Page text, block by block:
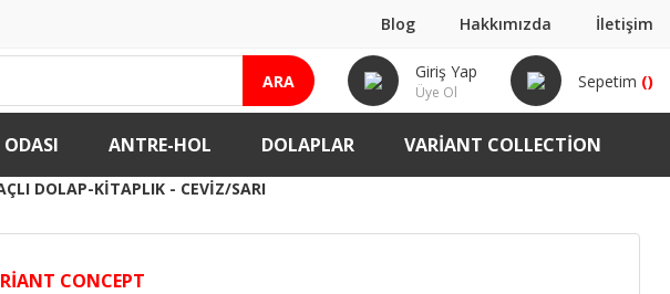
Blog Hakkımızda İletişim
ARA Giriş Yap
Üye Ol
Sepetim ()
ANTRE-HOL DOLAPLAR VARIANT COLLECTION
DOLAP-KITAPLIK - CEVIZ/SARI
CONCEPT